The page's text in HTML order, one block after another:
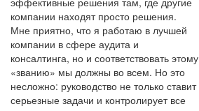
компании находят просто решения.
Мне приятно, что я работаю в лучшей
компании в сфере аудита и
консалтинга, но и соответствовать этому
«званию» мы должны во всем. Но это
несложно: руководство не только ставит
серьезные задачи и контролирует все